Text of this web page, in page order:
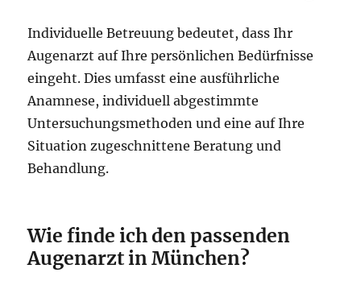
Individuelle Betreuung bedeutet, dass Ihr
Augenarzt auf Ihre persönlichen Bedürfnisse
eingeht. Dies umfasst eine ausführliche
Anamnese, individuell abgestimmte
Untersuchungsmethoden und eine auf Ihre
Situation zugeschnittene Beratung und
Behandlung.
Wie finde ich den passenden
Augenarzt in München?